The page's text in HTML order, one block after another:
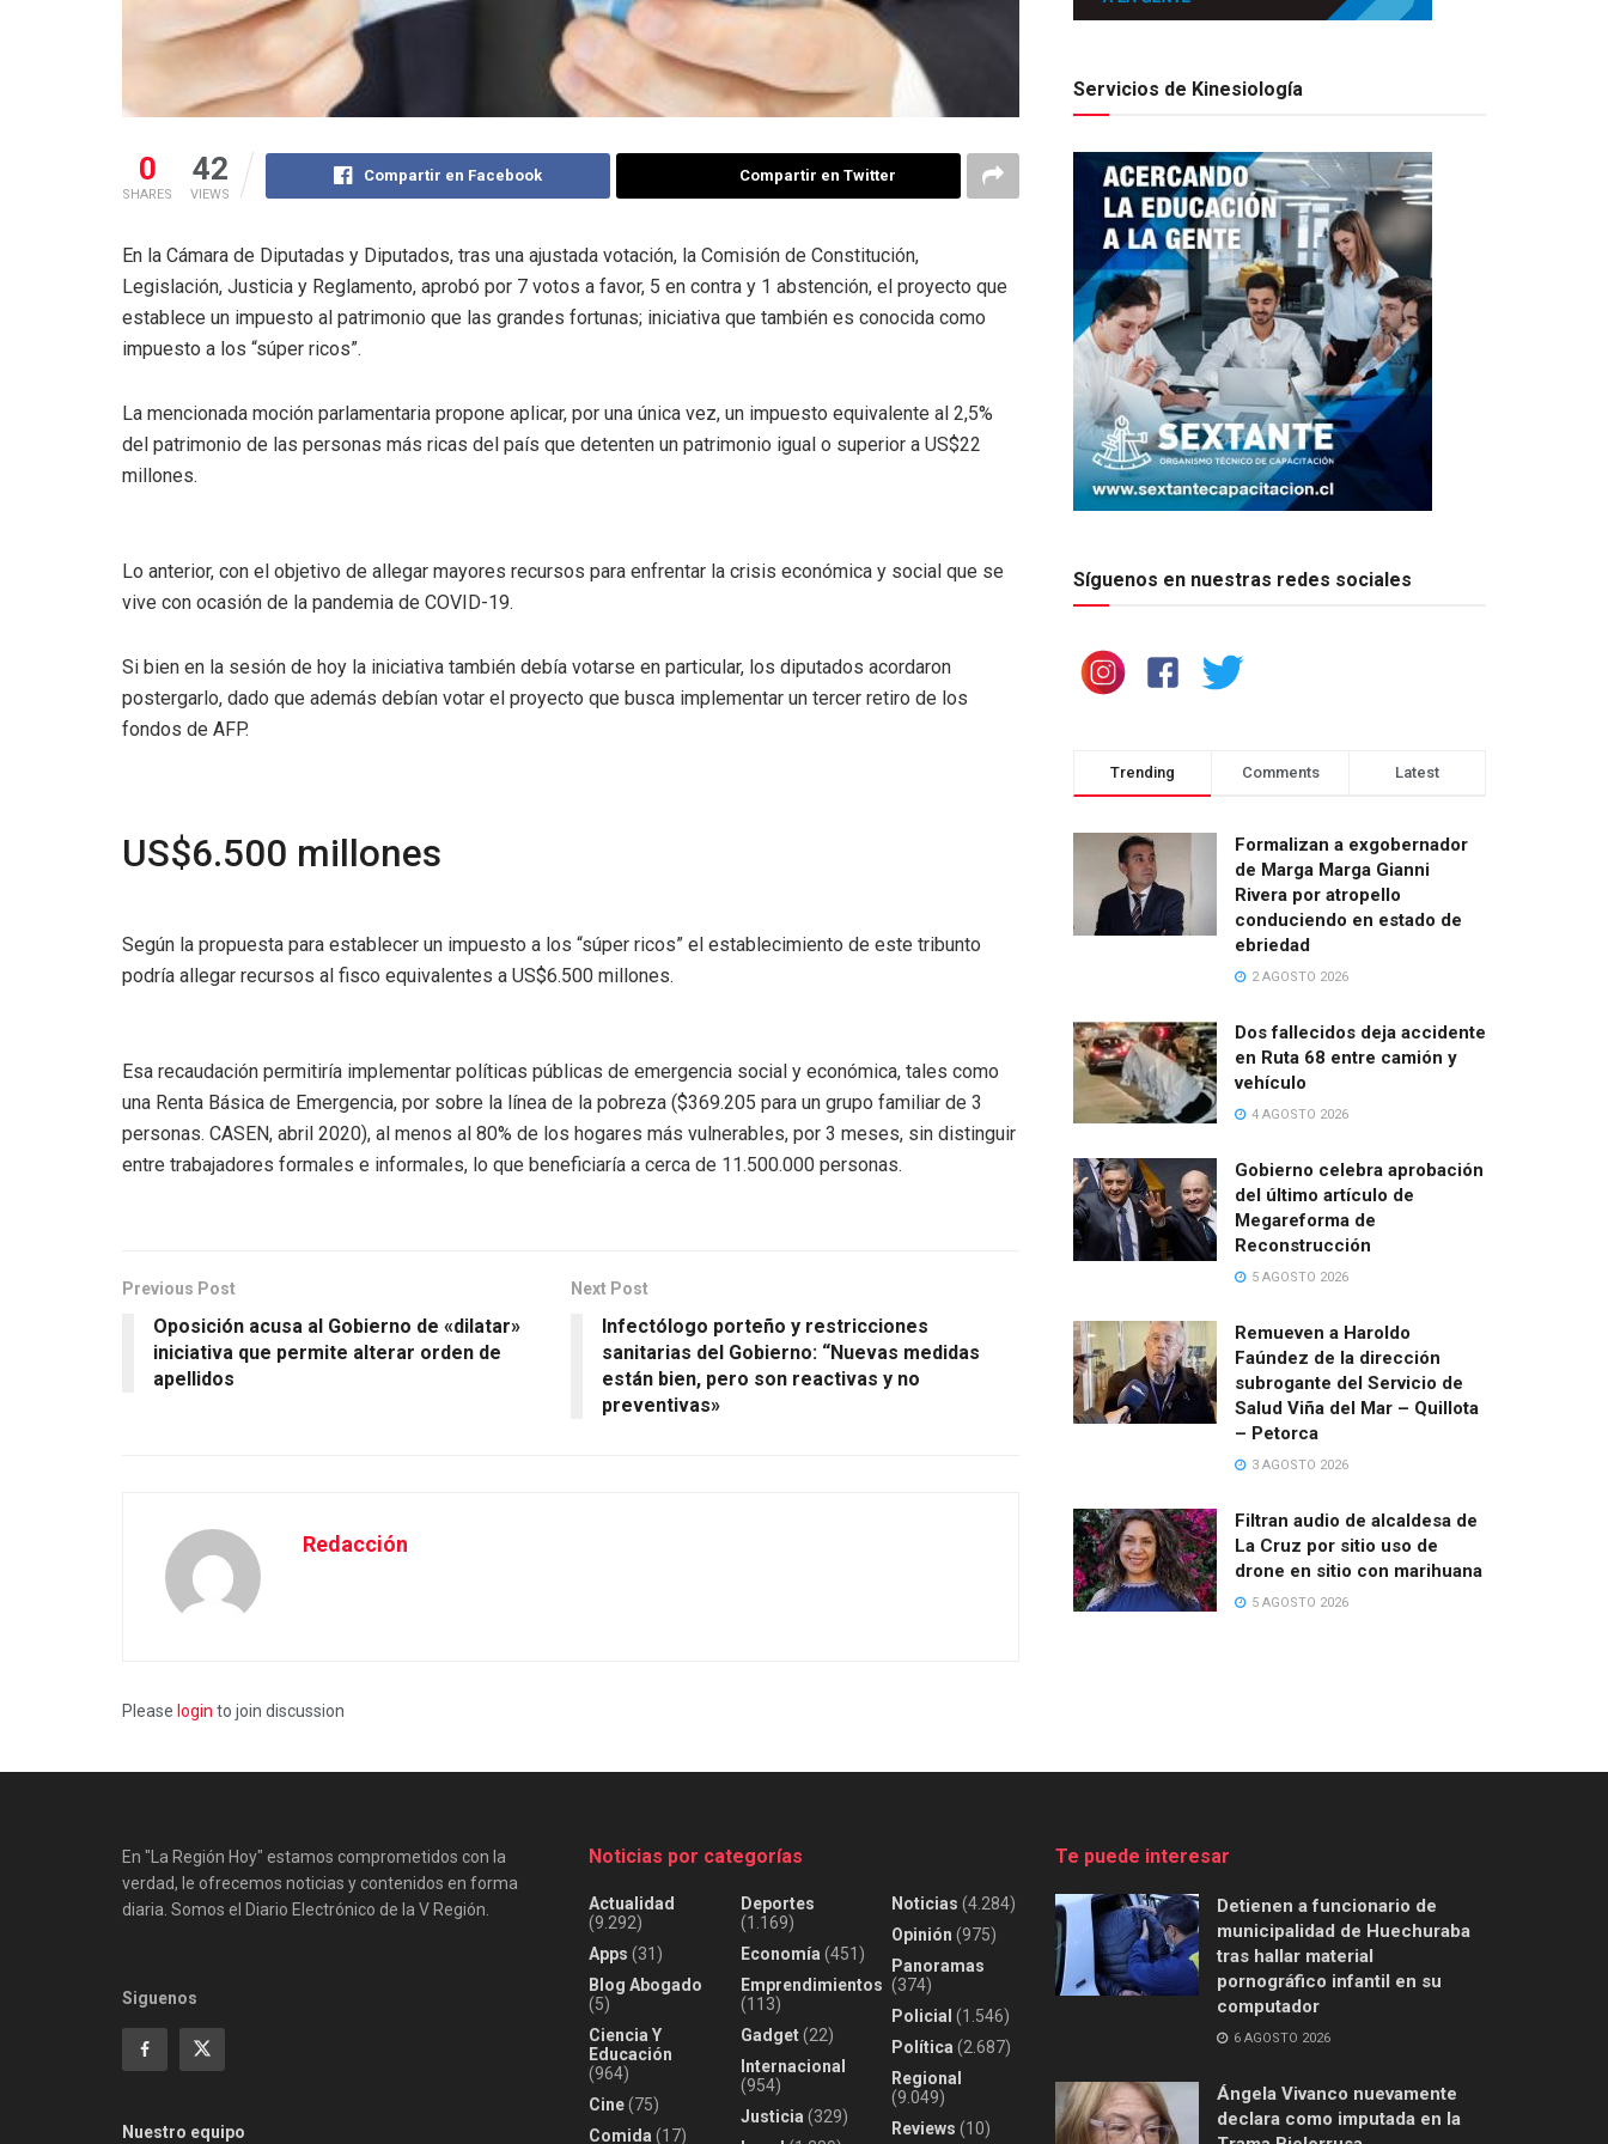
0
SHARES
42
VIEWS
Compartir en Facebook Compartir en Twitter
En la Cámara de Diputadas y Diputados, tras una ajustada votación, la Comisión de Constitución,
Legislación, Justicia y Reglamento, aprobó por 7 votos a favor, 5 en contra y 1 abstención, el proyecto que
establece un impuesto al patrimonio que las grandes fortunas; iniciativa que también es conocida como
impuesto a los “súper ricos”.
La mencionada moción parlamentaria propone aplicar, por una única vez, un impuesto equivalente al 2,5%
del patrimonio de las personas más ricas del país que detenten un patrimonio igual o superior a US$22
millones.
Lo anterior, con el objetivo de allegar mayores recursos para enfrentar la crisis económica y social que se
vive con ocasión de la pandemia de COVID-19.
Si bien en la sesión de hoy la iniciativa también debía votarse en particular, los diputados acordaron
postergarlo, dado que además debían votar el proyecto que busca implementar un tercer retiro de los
fondos de AFP.
US$6.500 millones
Según la propuesta para establecer un impuesto a los “súper ricos” el establecimiento de este tribunto
podría allegar recursos al fisco equivalentes a US$6.500 millones.
Esa recaudación permitiría implementar políticas públicas de emergencia social y económica, tales como
una Renta Básica de Emergencia, por sobre la línea de la pobreza ($369.205 para un grupo familiar de 3
personas. CASEN, abril 2020), al menos al 80% de los hogares más vulnerables, por 3 meses, sin distinguir
entre trabajadores formales e informales, lo que beneficiaría a cerca de 11.500.000 personas.
Previous Post
Oposición acusa al Gobierno de «dilatar»
iniciativa que permite alterar orden de
apellidos
Next Post
Infectólogo porteño y restricciones
sanitarias del Gobierno: “Nuevas medidas
están bien, pero son reactivas y no
preventivas»
Redacción
Please login to join discussion
Servicios de Kinesiología
Síguenos en nuestras redes sociales
Trending Comments Latest
Formalizan a exgobernador
de Marga Marga Gianni
Rivera por atropello
conduciendo en estado de
ebriedad
2 AGOSTO 2026
Dos fallecidos deja accidente
en Ruta 68 entre camión y
vehículo
4 AGOSTO 2026
Gobierno celebra aprobación
del último artículo de
Megareforma de
Reconstrucción
5 AGOSTO 2026
Remueven a Haroldo
Faúndez de la dirección
subrogante del Servicio de
Salud Viña del Mar – Quillota
– Petorca
3 AGOSTO 2026
Filtran audio de alcaldesa de
La Cruz por sitio uso de
drone en sitio con marihuana
5 AGOSTO 2026
En "La Región Hoy" estamos comprometidos con la
verdad, le ofrecemos noticias y contenidos en forma
diaria. Somos el Diario Electrónico de la V Región.
Siguenos
Nuestro equipo
Noticias por categorías
Actualidad
(9.292)
Apps (31)
Blog Abogado
(5)
Ciencia Y
Educación
(964)
Cine(75)
Comida (17)
Deportes
(1.169)
Economía (451)
Emprendimientos
(113)
Gadget(22)
Internacional
(954)
Justicia (329)
Noticias (4.284)
Opinión (975)
Panoramas
(374)
Policial (1.546)
Política (2.687)
Regional
(9.049)
Reviews (10)
Te puede interesar
Detienen a funcionario de
municipalidad de Huechuraba
tras hallar material
pornográfico infantil en su
computador
6 AGOSTO 2026
Ángela Vivanco nuevamente
declara como imputada en la